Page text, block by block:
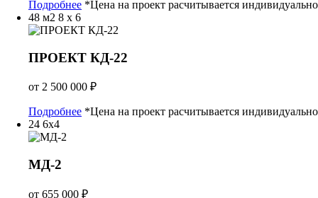
Подробнее *Цена на проект расчитывается индивидуально
48 м2 8 х 6
ПРОЕКТ КД-22
от 2 500 000 ₽
Подробнее *Цена на проект расчитывается индивидуально
24 6x4
МД-2
от 655 000 ₽